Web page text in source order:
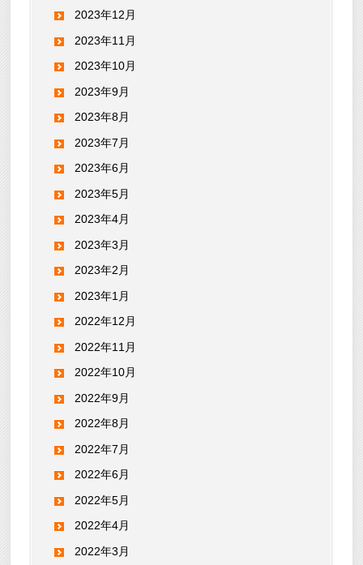
2023年12月
2023年11月
2023年10月
2023年9月
2023年8月
2023年7月
2023年6月
2023年5月
2023年4月
2023年3月
2023年2月
2023年1月
2022年12月
2022年11月
2022年10月
2022年9月
2022年8月
2022年7月
2022年6月
2022年5月
2022年4月
2022年3月